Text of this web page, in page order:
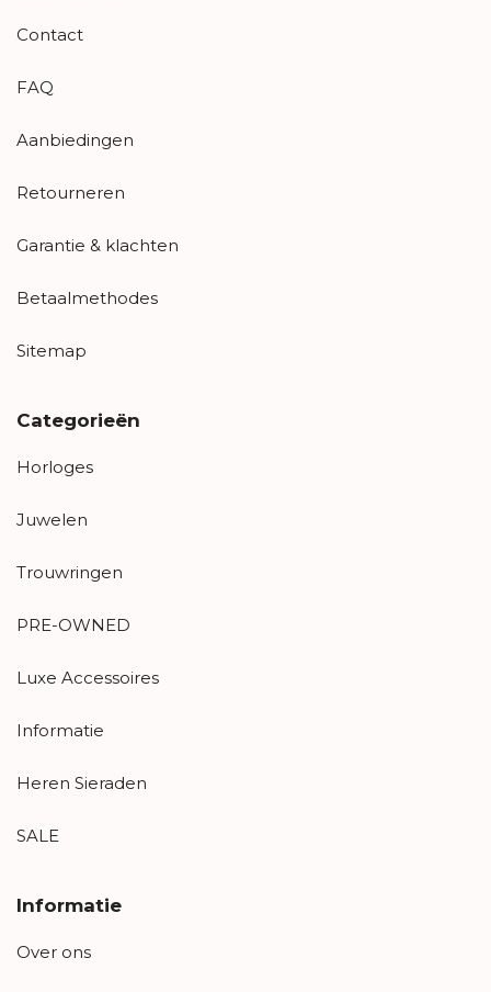
Contact
FAQ
Aanbiedingen
Retourneren
Garantie & klachten
Betaalmethodes
Sitemap
Categorieën
Horloges
Juwelen
Trouwringen
PRE-OWNED
Luxe Accessoires
Informatie
Heren Sieraden
SALE
Informatie
Over ons